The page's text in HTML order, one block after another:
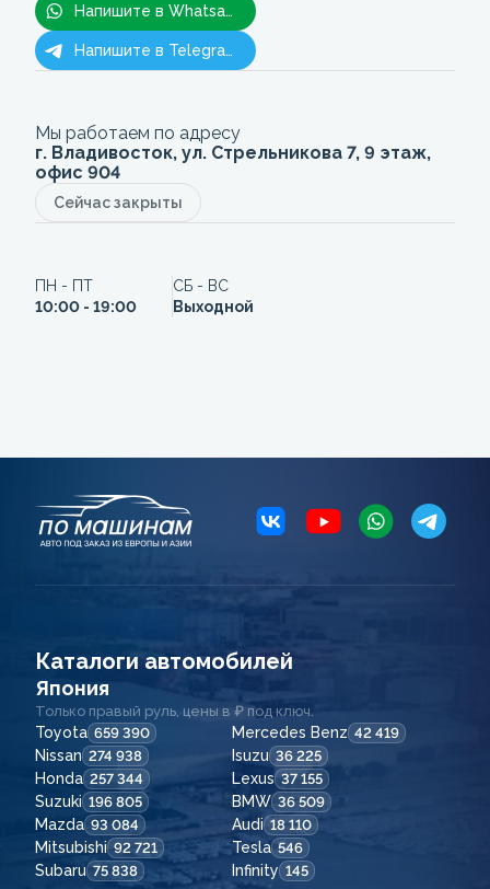
Напишите в Whatsapp
Напишите в Telegram
Мы работаем по адресу
г. Владивосток, ул. Стрельникова 7, 9 этаж,
офис 904
Сейчас закрыты
ПН - ПТ
10:00 - 19:00
СБ - ВС
Выходной
Каталоги автомобилей
Япония
Только правый руль, цены в ₽ под ключ.
Toyota 659 390 Mercedes Benz 42 419
Nissan 274 938 Isuzu 36 225
Honda 257 344 Lexus 37 155
Suzuki 196 805 BMW 36 509
Mazda 93 084 Audi 18 110
Mitsubishi 92 721 Tesla 546
Subaru 75 838 Infinity 145